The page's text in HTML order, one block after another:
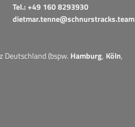
Tel.:+49 160 8293930
dietmar.tenne@schnurstracks.team
(bspw. Hamburg, Köln,